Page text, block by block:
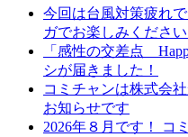
今回は台風対策疲れ
ガでお楽しみください
「感性の交差点
シが届きました！
コミチャンは株式会
お知らせです
2026年８月です！ コ